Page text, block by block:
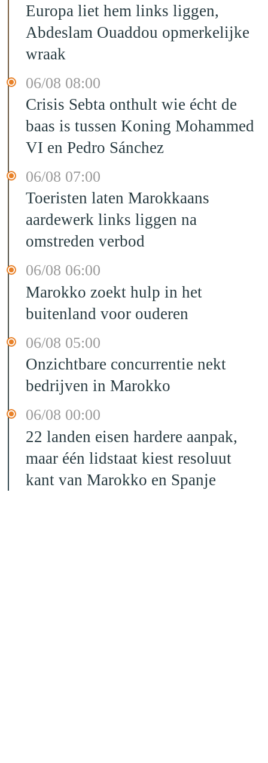
Europa liet hem links liggen,
Abdeslam Ouaddou opmerkelijke
wraak
06/08 08:00
Crisis Sebta onthult wie écht de
baas is tussen Koning Mohammed
VI en Pedro Sánchez
06/08 07:00
Toeristen laten Marokkaans
aardewerk links liggen na
omstreden verbod
06/08 06:00
Marokko zoekt hulp in het
buitenland voor ouderen
06/08 05:00
Onzichtbare concurrentie nekt
bedrijven in Marokko
06/08 00:00
22 landen eisen hardere aanpak,
maar één lidstaat kiest resoluut
kant van Marokko en Spanje